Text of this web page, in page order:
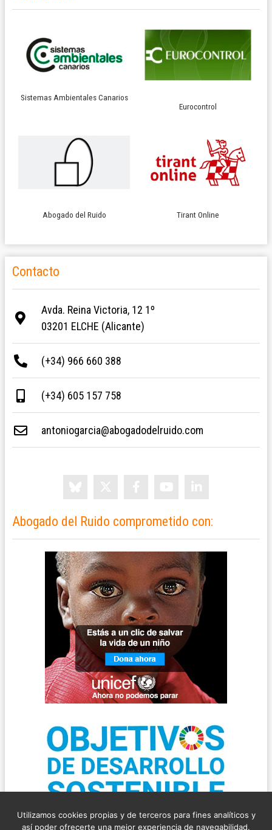
Sistemas Ambientales Canarios
Eurocontrol
Abogado del Ruido Tirant Online
Contacto
Avda. Reina Victoria, 12 1º
03201 ELCHE (Alicante)
(+34) 966 660 388
(+34) 605 157 758
antoniogarcia@abogadodelruido.com
Abogado del Ruido comprometido con:
Utilizamos cookies propias y de terceros para fines analíticos y
así poder ofrecerte una mejor experiencia de navegabilidad.